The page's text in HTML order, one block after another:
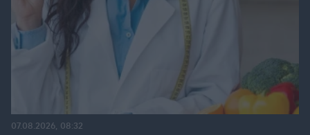
07.08.2026, 08:32